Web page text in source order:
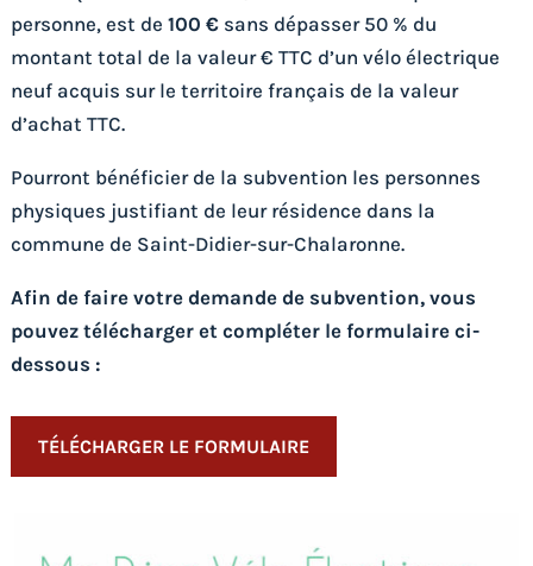
personne, est de 100 € sans dépasser 50 % du
montant total de la valeur € TTC d’un vélo électrique
neuf acquis sur le territoire français de la valeur
d’achat TTC.
Pourront bénéficier de la subvention les personnes
physiques justifiant de leur résidence dans la
commune de Saint-Didier-sur-Chalaronne.
Afin de faire votre demande de subvention, vous
pouvez télécharger et compléter le formulaire ci-
dessous :
TÉLÉCHARGER LE FORMULAIRE